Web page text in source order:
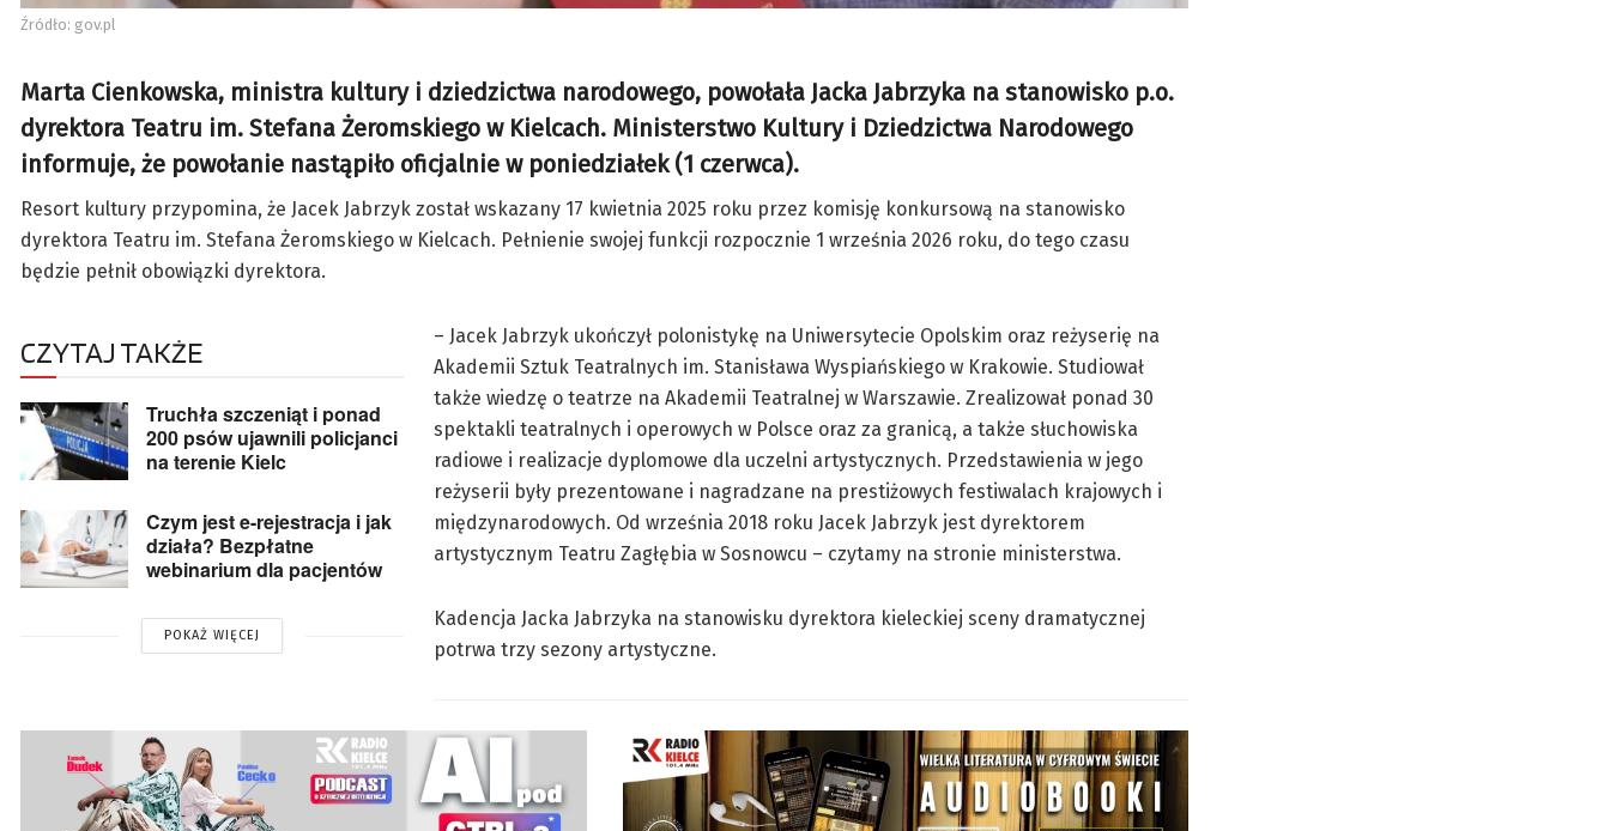
Źródło: gov.pl
Marta Cienkowska, ministra kultury i dziedzictwa narodowego, powołała Jacka Jabrzyka na stanowisko p.o.
dyrektora Teatru im. Stefana Żeromskiego w Kielcach. Ministerstwo Kultury i Dziedzictwa Narodowego
informuje, że powołanie nastąpiło oficjalnie w poniedziałek (1 czerwca).
Resort kultury przypomina, że Jacek Jabrzyk został wskazany 17 kwietnia 2025 roku przez komisję konkursową na stanowisko
dyrektora Teatru im. Stefana Żeromskiego w Kielcach. Pełnienie swojej funkcji rozpocznie 1 września 2026 roku, do tego czasu
będzie pełnił obowiązki dyrektora.
CZYTAJ TAKŻE
Truchła szczeniąt i ponad
200 psów ujawnili policjanci
na terenie Kielc
Czym jest e-rejestracja i jak
działa? Bezpłatne
webinarium dla pacjentów
POKAŻ WIĘCEJ
– Jacek Jabrzyk ukończył polonistykę na Uniwersytecie Opolskim oraz reżyserię na
Akademii Sztuk Teatralnych im. Stanisława Wyspiańskiego w Krakowie. Studiował
także wiedzę o teatrze na Akademii Teatralnej w Warszawie. Zrealizował ponad 30
spektakli teatralnych i operowych w Polsce oraz za granicą, a także słuchowiska
radiowe i realizacje dyplomowe dla uczelni artystycznych. Przedstawienia w jego
reżyserii były prezentowane i nagradzane na prestiżowych festiwalach krajowych i
międzynarodowych. Od września 2018 roku Jacek Jabrzyk jest dyrektorem
artystycznym Teatru Zagłębia w Sosnowcu – czytamy na stronie ministerstwa.
Kadencja Jacka Jabrzyka na stanowisku dyrektora kieleckiej sceny dramatycznej
potrwa trzy sezony artystyczne.